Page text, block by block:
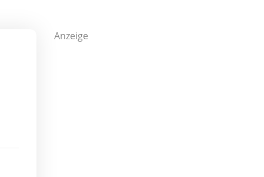
Anzeige